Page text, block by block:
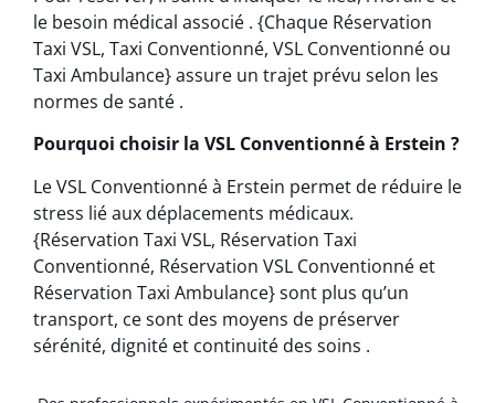
le besoin médical associé . {Chaque Réservation
Taxi VSL, Taxi Conventionné, VSL Conventionné ou
Taxi Ambulance} assure un trajet prévu selon les
normes de santé .
Pourquoi choisir la VSL Conventionné à Erstein ?
Le VSL Conventionné à Erstein permet de réduire le
stress lié aux déplacements médicaux.
{Réservation Taxi VSL, Réservation Taxi
Conventionné, Réservation VSL Conventionné et
Réservation Taxi Ambulance} sont plus qu’un
transport, ce sont des moyens de préserver
sérénité, dignité et continuité des soins .